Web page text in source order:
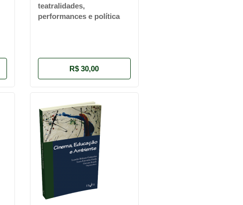
teatralidades,
performances e política
R$ 30,00